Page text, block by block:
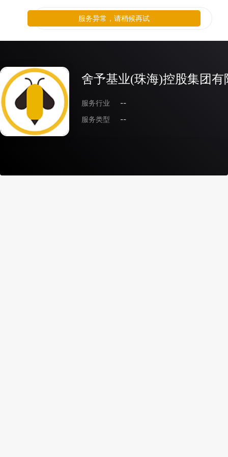
舍予基业(珠海)控股集团有
服务行业
--
服务类型
--
服务异常，请稍候再试